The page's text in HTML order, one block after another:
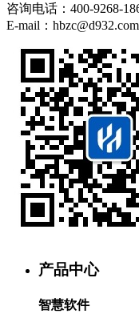
咨询电话：400-9268-
E-mail：hbzc@d932.com
产品中心
智慧软件